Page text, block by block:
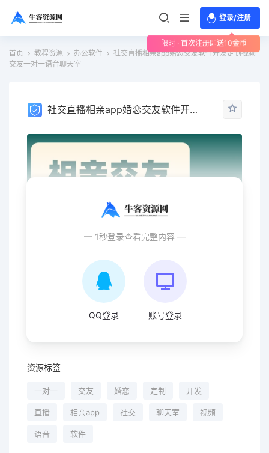
登录/注册
限时 · 首次注册即送10金币
首页 教程资源 办公软件
社交直播相亲app婚恋交友软件开发定制视频
交友一对一语音聊天室
社交直播相亲app婚恋交友软件开发定制视频交友一对一语音聊天室
— 1秒登录查看完整内容 —
QQ登录 账号登录
资源标签
一对一 交友 婚恋 定制 开发
直播 相亲app 社交 聊天室 视频
语音 软件